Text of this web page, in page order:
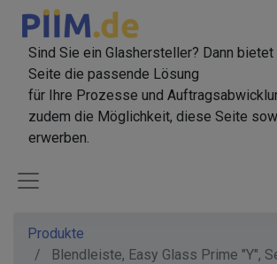
Sind Sie ein Glashersteller? Dann
Seite die passende Lösung
für Ihre Prozesse und
zudem die Möglichkeit, diese Seite
erwerben.
Produkte
Blendleiste, Easy Glass Prime "Y",